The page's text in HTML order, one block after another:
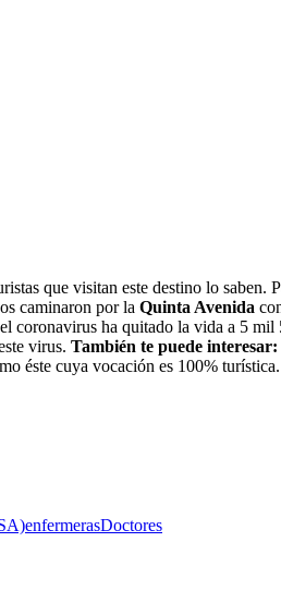
que visitan este destino lo saben.
caminaron por la Quinta Avenida
coronavirus ha quitado la vida a 5
virus. También te puede interesar:
éste cuya vocación es 100% turística.
enfermerasDoctores